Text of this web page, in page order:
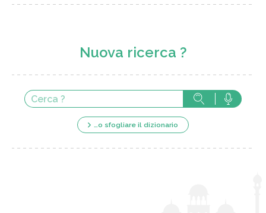
Nuova ricerca ?
…o sfogliare il dizionario